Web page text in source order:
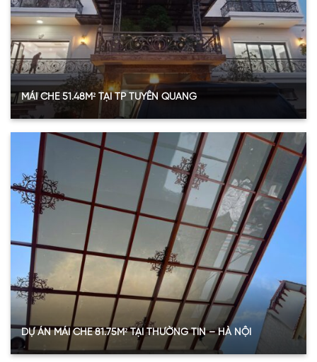
Vị trí ứng dụng Mái che sân phụ, hiên nhà căn hộ tầng trệt
Xem thêm
MÁI CHE 51.48M² TẠI TP TUYÊN QUANG
Hạng mục Thông tin
Diện tích sử dụng 51.48 m²
Loại tấm SL Polycarbonate đặc ruột
Độ dày 8 mm
Màu sắc Nâu trà (Bronze/Brown)
Khu vực lắp đặt Mái hiên chính và khu vực sân nhỏ
Xem thêm
DỰ ÁN MÁI CHE 81.75M² TẠI THƯỜNG TÍN – HÀ NỘI